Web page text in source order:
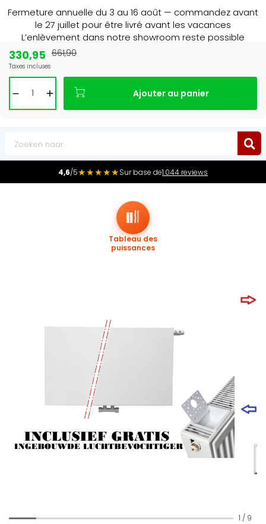
Fermeture annuelle du 3 au 16 août — commandez avant
le 27 juillet pour être livré avant les vacances
L’enlèvement dans notre showroom reste possible
4,6/5★★★★★Sur base de1.044 reviews
Tableau des
puissances
1 / 9
330,95
Taxes incluses
661,90
Ajouter au panier